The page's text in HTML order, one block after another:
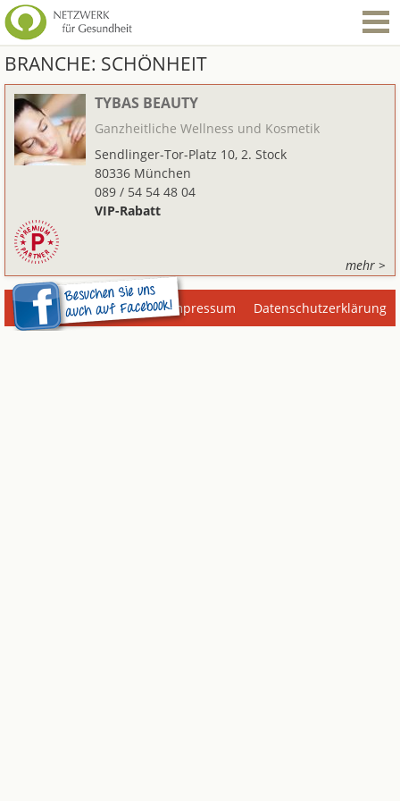
BRANCHE: SCHÖNHEIT
TYBAS BEAUTY
Ganzheitliche Wellness und Kosmetik
Sendlinger-Tor-Platz 10, 2. Stock
80336 München
089 / 54 54 48 04
VIP-Rabatt
mehr >
Impressum Datenschutzerklärung